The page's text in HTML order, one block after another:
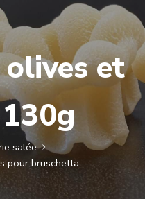
et
salée
pour bruschetta